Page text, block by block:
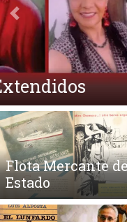
¿Qué es la
Anterior
Flota Mercante
Estado